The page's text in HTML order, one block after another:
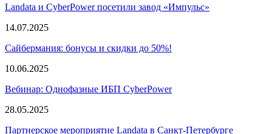
Landata и CyberPower посетили завод «Импульс»
14.07.2025
Сайбермания: бонусы и скидки до 50%!
10.06.2025
Вебинар: Однофазные ИБП CyberPower
28.05.2025
Партнерское мероприятие Landata в Санкт-Петербурге